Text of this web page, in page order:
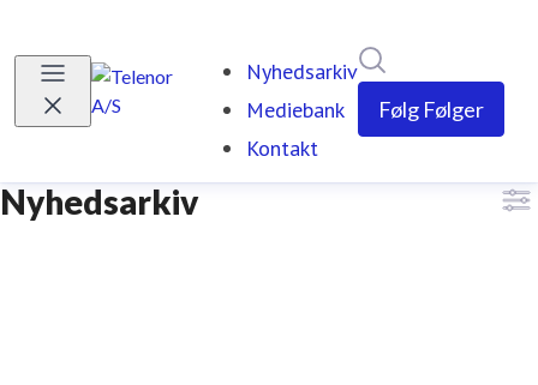
Nyhedsarkiv
Mediebank
Kontakt
Følg Følger
Nyhedsarkiv